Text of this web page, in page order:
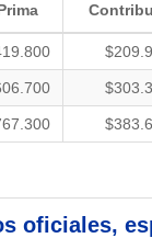
oficiales,